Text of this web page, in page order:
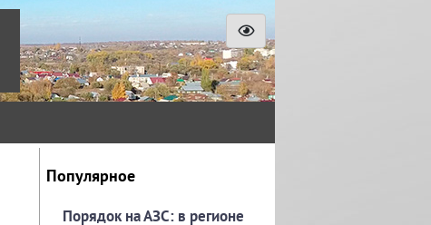
Популярное
Порядок на АЗС: в регионе